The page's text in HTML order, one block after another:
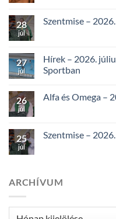
28
júl
Szentmise –
27
júl
Hírek – 2026.
Sportban
26
júl
Alfa és Omega –
25
júl
Szentmise –
ARCHÍVUM
Archívum